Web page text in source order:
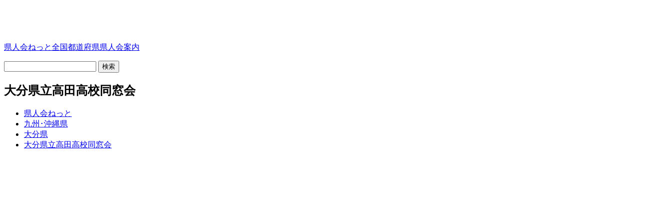
県人会ねっと全国都道府県県人会案内
大分県立高田高校同窓会
県人会ねっと
九州･沖縄県
大分県
大分県立高田高校同窓会